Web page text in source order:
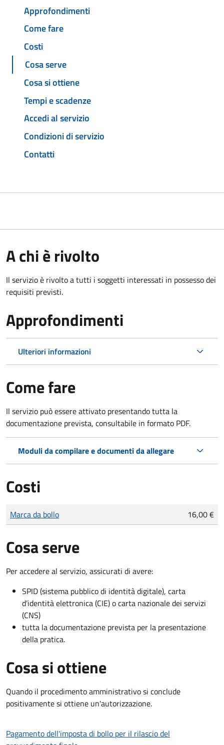
Approfondimenti
Come fare
Costi
Cosa serve
Cosa si ottiene
Tempi e scadenze
Accedi al servizio
Condizioni di servizio
Contatti
A chi è rivolto
Il servizio è rivolto a tutti i soggetti interessati in possesso dei
requisiti previsti.
Approfondimenti
Ulteriori informazioni
Come fare
Il servizio può essere attivato presentando tutta la
documentazione prevista, consultabile in formato PDF.
Moduli da compilare e documenti da allegare
Costi
Tipo di pagamento
Importo
Marca da bollo 16,00 €
Cosa serve
Per accedere al servizio, assicurati di avere:
SPID (sistema pubblico di identità digitale), carta
d’identità elettronica (CIE) o carta nazionale dei servizi
(CNS)
tutta la documentazione prevista per la presentazione
della pratica.
Cosa si ottiene
Quando il procedimento amministrativo si conclude
positivamente si ottiene un'autorizzazione.
Pagamento dell'imposta di bollo per il rilascio del